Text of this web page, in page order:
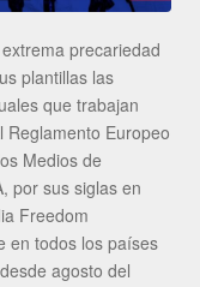
precariedad
plantillas las
que trabajan
Reglamento Europeo
Medios de
por sus siglas en
Freedom
en todos los países
agosto del